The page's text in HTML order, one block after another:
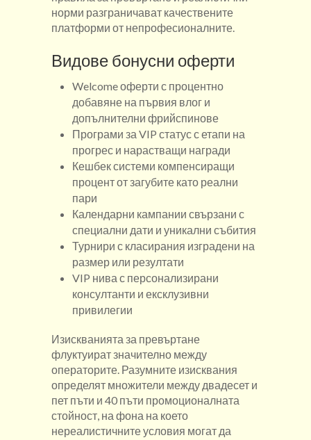
норми разграничават качествените
платформи от непрофесионалните.
Видове бонусни оферти
Welcome оферти с процентно
добавяне на първия влог и
допълнителни фрийспинове
Програми за VIP статус с етапи на
прогрес и нарастващи награди
Кешбек системи компенсиращи
процент от загубите като реални
пари
Календарни кампании свързани с
специални дати и уникални събития
Турнири с класирания изградени на
размер или резултати
VIP нива с персонализирани
консултанти и ексклузивни
привилегии
Изискванията за превъртане
флуктуират значително между
операторите. Разумните изисквания
определят множители между двадесет и
пет пъти и 40 пъти промоционалната
стойност, на фона на което
нереалистичните условия могат да